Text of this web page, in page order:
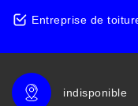
Entreprise de
indisponible